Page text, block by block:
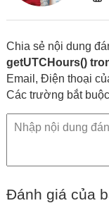
Chia sẻ nội dung
getUTCHours()
Email, Điện thoại
Các trường bắt
Đánh giá của